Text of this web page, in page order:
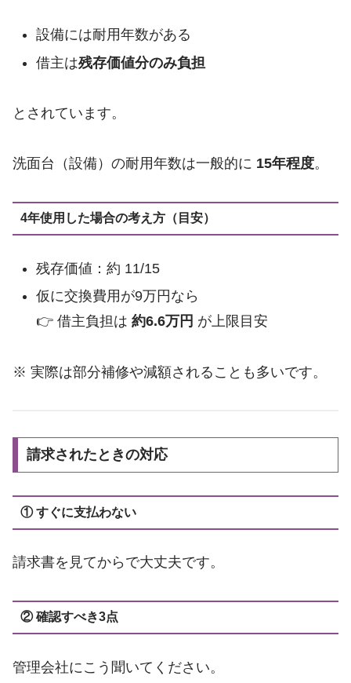
設備には耐用年数がある
借主は残存価値分のみ負担
とされています。
洗面台（設備）の耐用年数は一般的に 15年程度。
4年使用した場合の考え方（目安）
残存価値：約 11/15
仮に交換費用が9万円なら
👉 借主負担は 約6.6万円 が上限目安
※ 実際は部分補修や減額されることも多いです。
請求されたときの対応
① すぐに支払わない
請求書を見てからで大丈夫です。
② 確認すべき3点
管理会社にこう聞いてください。